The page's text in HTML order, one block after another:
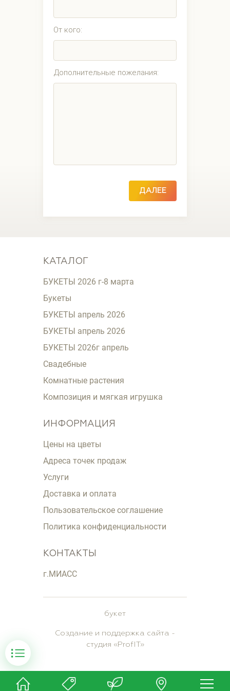
От кого:
Дополнительные пожелания:
ДАЛЕЕ
КАТАЛОГ
БУКЕТЫ 2026 г-8 марта
Букеты
БУКЕТЫ апрель 2026
БУКЕТЫ апрель 2026
БУКЕТЫ 2026г апрель
Свадебные
Комнатные растения
Композиция и мягкая игрушка
ИНФОРМАЦИЯ
Цены на цветы
Адреса точек продаж
Услуги
Доставка и оплата
Пользовательское соглашение
Политика конфиденциальности
КОНТАКТЫ
г.МИАСС
букет
Создание и поддержка сайта -
студия «ProfIT»